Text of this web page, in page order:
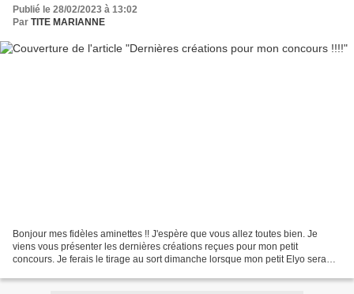
Publié le 28/02/2023 à 13:02
Par TITE MARIANNE
Bonjour mes fidèles aminettes !! J'espère que vous allez toutes bien. Je
viens vous présenter les dernières créations reçues pour mon petit
concours. Je ferais le tirage au sort dimanche lorsque mon petit Elyo sera